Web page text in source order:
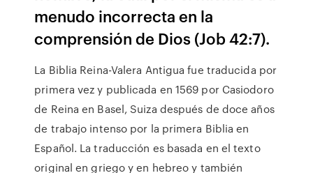
menudo incorrecta en la
comprensión de Dios (Job 42:7).
La Biblia Reina-Valera Antigua fue traducida por
primera vez y publicada en 1569 por Casiodoro
de Reina en Basel, Suiza después de doce años
de trabajo intenso por la primera Biblia en
Español. La traducción es basada en el texto
original en griego y en hebreo y también